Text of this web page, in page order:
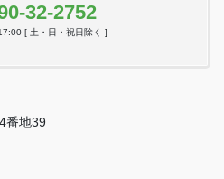
32-2752
[ 土・日・祝日除く ]
番地39